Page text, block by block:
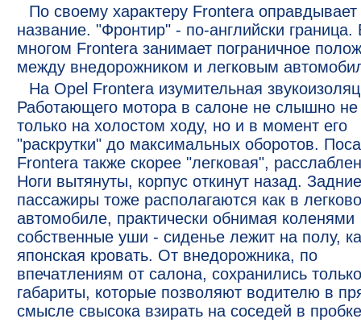
По своему характеру Frontera оправдывает
название. "Фронтир" - по-английски граница.
многом Frontera занимает пограничное
между внедорожником и легковым
На Opel Frontera изумительная
Работающего мотора в салоне не слышно не
только на холостом ходу, но и в момент его
"раскрутки" до максимальных оборотов.
Frontera также скорее "легковая",
Ноги вытянуты, корпус откинут назад. Задние
пассажиры тоже располагаются как в
автомобиле, практически обнимая коленями
собственные уши - сиденье лежит на полу,
японская кровать. От внедорожника, по
впечатлениям от салона, сохранились только
габариты, которые позволяют водителю в
смысле свысока взирать на соседей в